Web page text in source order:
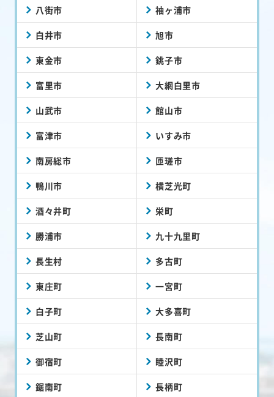
八街市 袖ヶ浦市
白井市 旭市
東金市 銚子市
富里市 大網白里市
山武市 館山市
富津市 いすみ市
南房総市 匝瑳市
鴨川市 横芝光町
酒々井町 栄町
勝浦市 九十九里町
長生村 多古町
東庄町 一宮町
白子町 大多喜町
芝山町 長南町
御宿町 睦沢町
鋸南町 長柄町